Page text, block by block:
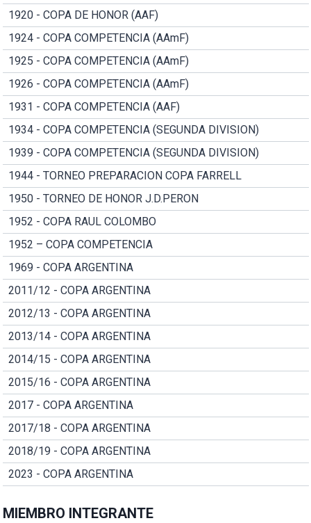
1920 - COPA DE HONOR (AAF)
1924 - COPA COMPETENCIA (AAmF)
1925 - COPA COMPETENCIA (AAmF)
1926 - COPA COMPETENCIA (AAmF)
1931 - COPA COMPETENCIA (AAF)
1934 - COPA COMPETENCIA (SEGUNDA DIVISION)
1939 - COPA COMPETENCIA (SEGUNDA DIVISION)
1944 - TORNEO PREPARACION COPA FARRELL
1950 - TORNEO DE HONOR J.D.PERON
1952 - COPA RAUL COLOMBO
1952 – COPA COMPETENCIA
1969 - COPA ARGENTINA
2011/12 - COPA ARGENTINA
2012/13 - COPA ARGENTINA
2013/14 - COPA ARGENTINA
2014/15 - COPA ARGENTINA
2015/16 - COPA ARGENTINA
2017 - COPA ARGENTINA
2017/18 - COPA ARGENTINA
2018/19 - COPA ARGENTINA
2023 - COPA ARGENTINA
MIEMBRO INTEGRANTE